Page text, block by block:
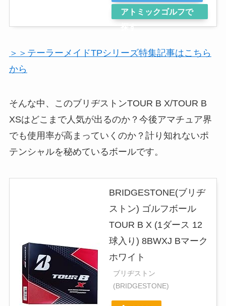
アトミックゴルフで
探す
＞＞テーラーメイドTPシリーズ特集記事はこちら
から
そんな中、このブリヂストンTOUR B X/TOUR B
XSはどこまで人気が出るのか？今後アマチュア界
でも使用率が高まっていくのか？計り知れないポ
テンシャルを秘めているボールです。
BRIDGESTONE(ブリヂ
ストン) ゴルフボール
TOUR B X (1ダース 12
球入り) 8BWXJ Bマーク
ホワイト
ブリヂストン
(BRIDGESTONE)